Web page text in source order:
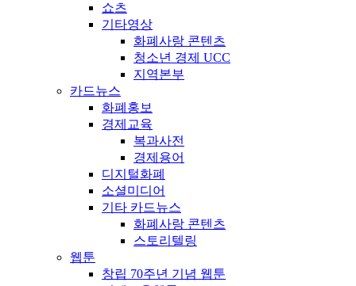
쇼츠
기타영상
화폐사랑 콘텐츠
청소년 경제 UCC
지역본부
카드뉴스
화폐홍보
경제교육
복과사전
경제용어
디지털화폐
소셜미디어
기타 카드뉴스
화폐사랑 콘텐츠
스토리텔링
웹툰
창립 70주년 기념 웹툰